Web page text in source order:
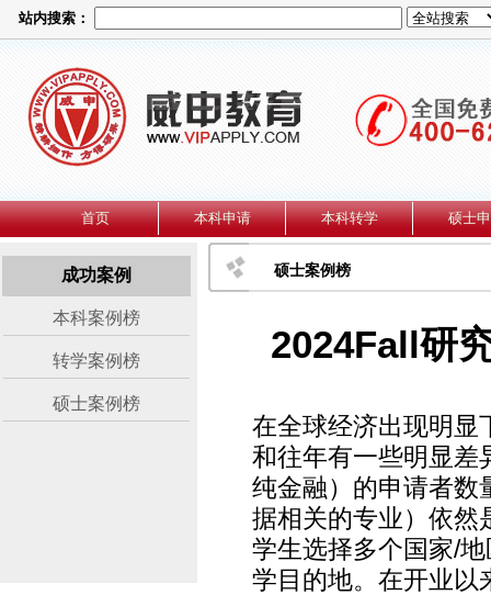
站内搜索：
首页 本科申请 本科转学 硕士
成功案例
本科案例榜
转学案例榜
硕士案例榜
硕士案例榜
2024Fall研
在全球经济出现明显
和往年有一些明显差
纯金融）的申请者数
据相关的专业）依然
学生选择多个国家/地
学目的地。在开业以